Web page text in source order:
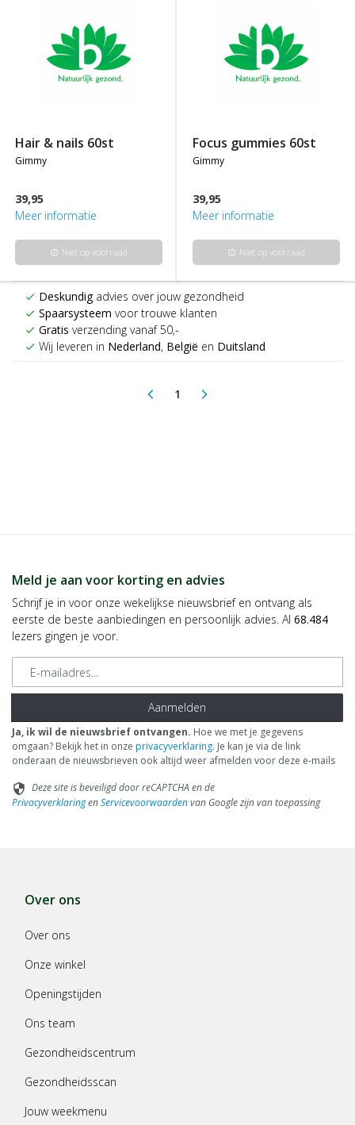
hair & nails 60st
gimmy
39,95
Meer informatie
info Niet op voorraad
focus gummies 60st
gimmy
39,95
Meer informatie
info Niet op voorraad
check Deskundigadvies over jouw gezondheid
check Spaarsysteem voor trouwe klanten
check Gratis verzending vanaf 50,-
check Wij leveren in Nederland, België en Duitsland
arrow_back_ios 1(current)
arrow_forward_ios
Meld je aan voor korting en advies
Schrijf je in voor onze wekelijkse nieuwsbrief en ontvang als
eerste de beste aanbiedingen en persoonlijk advies. Al 68.484
lezers gingen je voor.
E-mailadres
Aanmelden
Ja, ik wil de nieuwsbrief ontvangen. Hoe we met je gegevens
omgaan? Bekijk het in onze privacyverklaring. Je kan je via de link
onderaan de nieuwsbrieven ook altijd weer afmelden voor deze e-mails
security Deze site is beveiligd door reCAPTCHA en de
PrivacyverklaringenServicevoorwaardenvan Google zijn van toepassing
Over ons
Over ons
Onze winkel
Openingstijden
Ons team
Gezondheidscentrum
Gezondheidsscan
Jouw weekmenu